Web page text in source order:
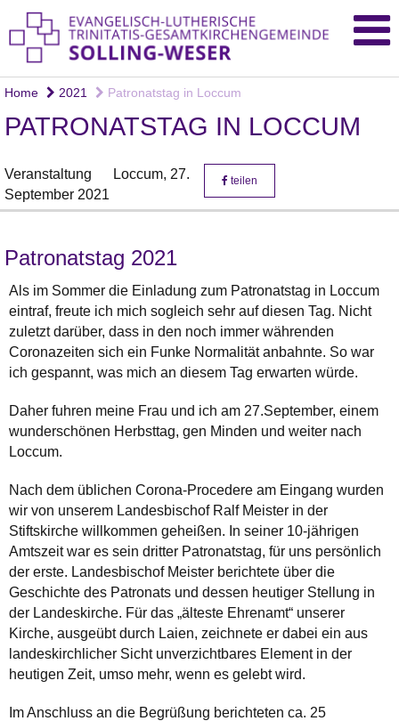
Home 2021 Patronatstag in Loccum
PATRONATSTAG IN LOCCUM
Veranstaltung Loccum, 27.
September 2021
teilen
Patronatstag 2021
Als im Sommer die Einladung zum Patronatstag in Loccum
eintraf, freute ich mich sogleich sehr auf diesen Tag. Nicht
zuletzt darüber, dass in den noch immer währenden
Coronazeiten sich ein Funke Normalität anbahnte. So war
ich gespannt, was mich an diesem Tag erwarten würde.
Daher fuhren meine Frau und ich am 27.September, einem
wunderschönen Herbsttag, gen Minden und weiter nach
Loccum.
Nach dem üblichen Corona-Procedere am Eingang wurden
wir von unserem Landesbischof Ralf Meister in der
Stiftskirche willkommen geheißen. In seiner 10-jährigen
Amtszeit war es sein dritter Patronatstag, für uns persönlich
der erste. Landesbischof Meister berichtete über die
Geschichte des Patronats und dessen heutiger Stellung in
der Landeskirche. Für das „älteste Ehrenamt“ unserer
Kirche, ausgeübt durch Laien, zeichnete er dabei ein aus
landeskirchlicher Sicht unverzichtbares Element in der
heutigen Zeit, umso mehr, wenn es gelebt wird.
Im Anschluss an die Begrüßung berichteten ca. 25